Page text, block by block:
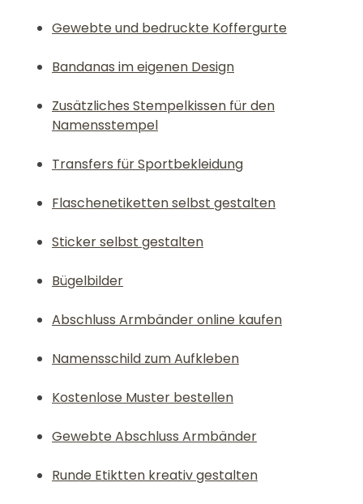
Gewebte und bedruckte Koffergurte
Bandanas im eigenen Design
Zusätzliches Stempelkissen für den
Namensstempel
Transfers für Sportbekleidung
Flaschenetiketten selbst gestalten
Sticker selbst gestalten
Bügelbilder
Abschluss Armbänder online kaufen
Namensschild zum Aufkleben
Kostenlose Muster bestellen
Gewebte Abschluss Armbänder
Runde Etiktten kreativ gestalten